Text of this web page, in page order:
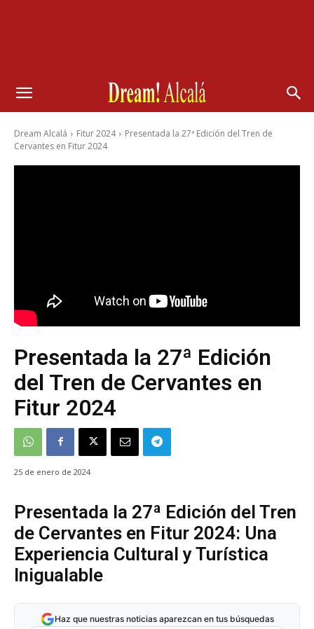
Dream Alcalá Fitur 2024
Presentada la 27ª Edición del Tren de
Cervantes en Fitur 2024
Presentada la 27ª Edición
del Tren de Cervantes en
Fitur 2024
25 de enero de 2024
Presentada la 27ª Edición del Tren
de Cervantes en Fitur 2024: Una
Experiencia Cultural y Turística
Inigualable
Haz que nuestras noticias aparezcan en tus búsquedas